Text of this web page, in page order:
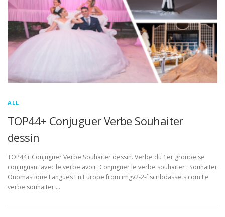
ALL
TOP44+ Conjuguer Verbe Souhaiter
dessin
TOP44+ Conjuguer Verbe Souhaiter dessin. Verbe du 1er groupe se
conjuguant avec le verbe avoir. Conjuguer le verbe souhaiter : Souhaiter
Onomastique Langues En Europe from imgv2-2-f.scribdassets.com Le
verbe souhaiter …